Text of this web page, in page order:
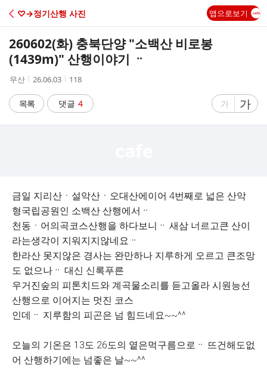
C
A
♡→정기산행 사진 앱으로보기
260602(화) 충북단양 "소백산 비로봉
(1439m)" 산행이야기 ᆢ
작
자
무산
작
시
간
26.06.03
조
수
118
목록 댓글 4
글
게
가
글
자
게
가
금일 지리산ㆍ설악산ㆍ오대산에이어 4번째로 넓은 산악
형국립공원인 소백산 산행에서ᆢ
천동ㆍ어의곡코스산행을 하다보니ᆢ 새삼 너르고큰 산이
라는생각이 지워지지않네요ᆢ
한라산 못지않은 경사는 완만하나 지루하게 오르고 큰조망
도 없으나ᆢ 대신 신록푸른
우거진숲의 피톤치드와 계곡물소리를 듣고올라 시원능선
산행으로 이어지는 멋진 코스
인데ᆢ 지루함의 피곤은 넘 힘드네요~~^^
오늘의 기온은 13도 26도의 옅은먹구름으로ᆢ 뜨건해도없
어 산행하기에는 넘좋은 날~~^^